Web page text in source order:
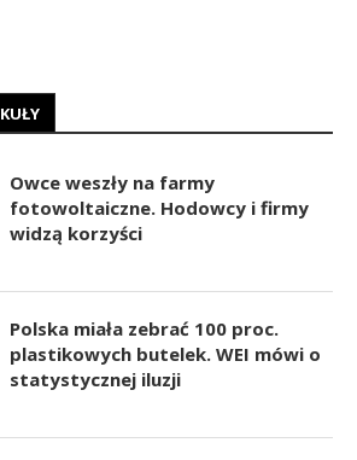
Owce weszły na farmy
fotowoltaiczne. Hodowcy i firmy
widzą korzyści
Polska miała zebrać 100 proc.
plastikowych butelek. WEI mówi o
statystycznej iluzji